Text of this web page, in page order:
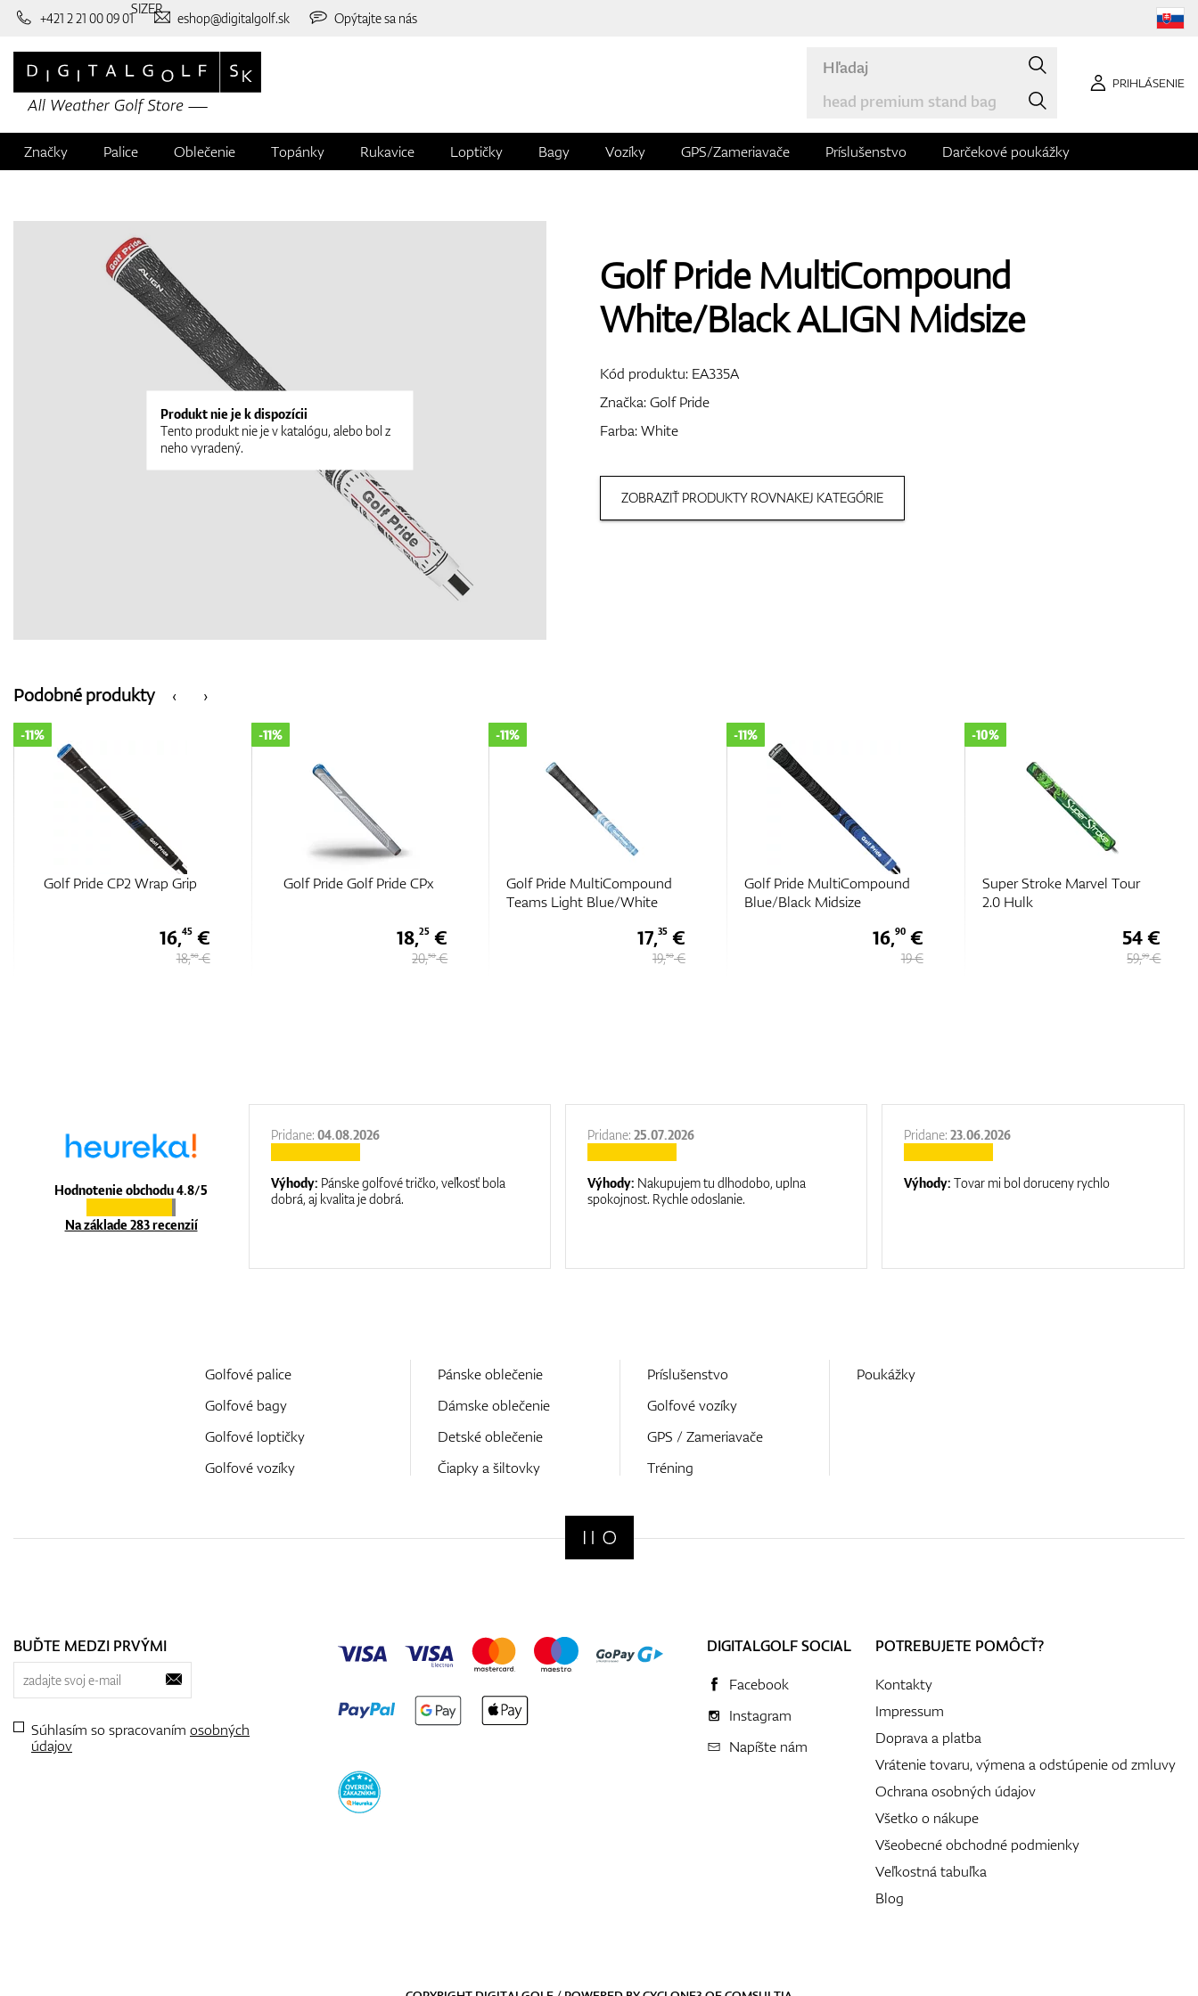
+421 2 21 00 09 01 eshop@digitalgolf.sk Opýtajte sa nás
PRIHLÁSENIE
Značky Palice Oblečenie Topánky Rukavice Loptičky Bagy Vozíky GPS/Zameriavače Príslušenstvo Darčekové poukážky
Produkt nie je k dispozícii
Tento produkt nie je v katalógu, alebo bol z
neho vyradený.
Golf Pride MultiCompound
White/Black ALIGN Midsize
Kód produktu: EA335A
Značka:Golf Pride
Farba: White
ZOBRAZIŤ PRODUKTY ROVNAKEJ KATEGÓRIE
‹
Podobné produkty ›
Golf Pride Golf Pride CPx
-11%
18,25€
20,50€
Golf Pride MultiCompound
-11%
17,35 €
19,50€
Golf Pride MultiCompound
Blue/Black Midsize
-11%
16,90€
19 €
Super Stroke Marvel Tour
2.0 Hulk
-10%
54 €
59,99€
Golf Pride MultiCompound
Teams Plus4
-11%
17, 35 €
19,50€
Hodnotenie obchodu 4.8/5
Na základe 283 recenzií
It is a great shop where they help you
Pridane:04.08.2026
Výhody: Pánske golfové tričko, veľkosť bola
dobrá, aj kvalita je dobrá.
Pridane:25.07.2026
Výhody: Nakupujem tu dlhodobo, uplna
spokojnost. Rychle odoslanie.
Pridane:23.06.2026
Výhody:Tovar mi bol doruceny rychlo
Golfové palice
Golfové bagy
Golfové loptičky
Golfové vozíky
Pánske oblečenie
Dámske oblečenie
Detské oblečenie
Čiapky a šiltovky
Príslušenstvo
Golfové vozíky
GPS / Zameriavače
Tréning
Poukážky
BUĎTE MEDZI PRVÝMI
Súhlasím so spracovaním osobných
údajov
DIGITALGOLF SOCIAL
Facebook
Instagram
Napíšte nám
POTREBUJETE POMÔCŤ?
Kontakty
Impressum
Doprava a platba
Vrátenie tovaru, výmena a odstúpenie od zmluvy
Ochrana osobných údajov
Všetko o nákupe
Všeobecné obchodné podmienky
Veľkostná tabuľka
Blog
SIZER